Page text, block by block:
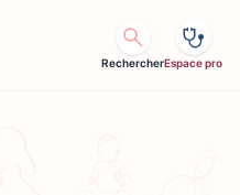
RechercherEspace pro